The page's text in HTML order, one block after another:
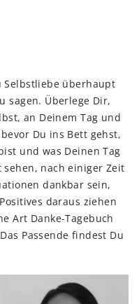
Selbstliebe überhaupt
sagen. Überlege Dir,
an Deinem Tag und
Du ins Bett gehst,
und was Deinen Tag
nach einiger Zeit
dankbar sein,
daraus ziehen
Art Danke-Tagebuch
Passende findest Du